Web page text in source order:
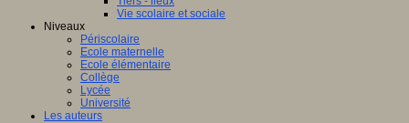
Vie scolaire et sociale
Niveaux
Périscolaire
Ecole maternelle
Ecole élémentaire
Collège
Lycée
Université
Les auteurs